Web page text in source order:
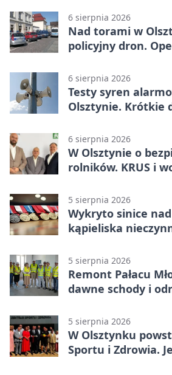
6 sierpnia 2026
Nad torami w
policyjny dron.
6 sierpnia 2026
Testy syren
Olsztynie. Krótkie
6 sierpnia 2026
W Olsztynie o
rolników. KRUS i
5 sierpnia 2026
Wykryto sinice
kąpieliska
5 sierpnia 2026
Remont Pałacu
dawne schody i
5 sierpnia 2026
W Olsztynku
Sportu i Zdrowia.